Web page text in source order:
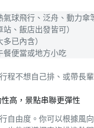
球飛行、泛舟、動力傘
、飯店出發皆可）
已內含）
餐便當或地方小吃
程不想自己排、或帶長
高，景點串聯更彈性
自由度。你可以根據風